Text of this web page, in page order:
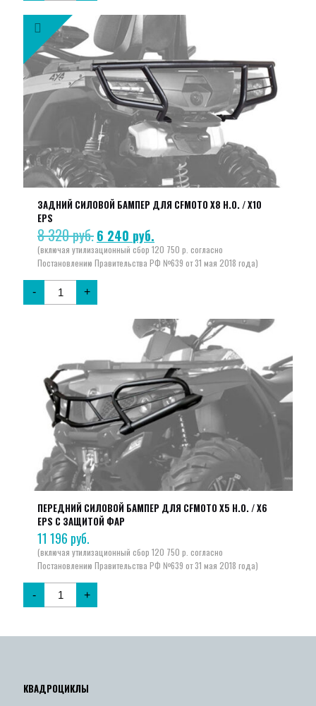
ЗАДНИЙ СИЛОВОЙ БАМПЕР ДЛЯ CFMOTO X8 H.O. / X10
EPS
8 320руб.Первоначальная
цена
составляла
8
6 240 руб.
цена:
6
- +
ПЕРЕДНИЙ СИЛОВОЙ БАМПЕР ДЛЯ CFMOTO X5 H.O. / X6
EPS С ЗАЩИТОЙ ФАР
11 196 руб.
- +
КВАДРОЦИКЛЫ